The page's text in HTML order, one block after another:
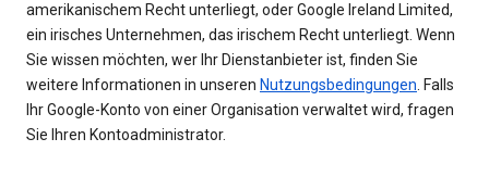
amerikanischem Recht unterliegt, oder Google Ireland Limited,
ein irisches Unternehmen, das irischem Recht unterliegt. Wenn
Sie wissen möchten, wer Ihr Dienstanbieter ist, finden Sie
weitere Informationen in unseren Nutzungsbedingungen . Falls
Ihr Google-Konto von einer Organisation verwaltet wird, fragen
Sie Ihren Kontoadministrator.